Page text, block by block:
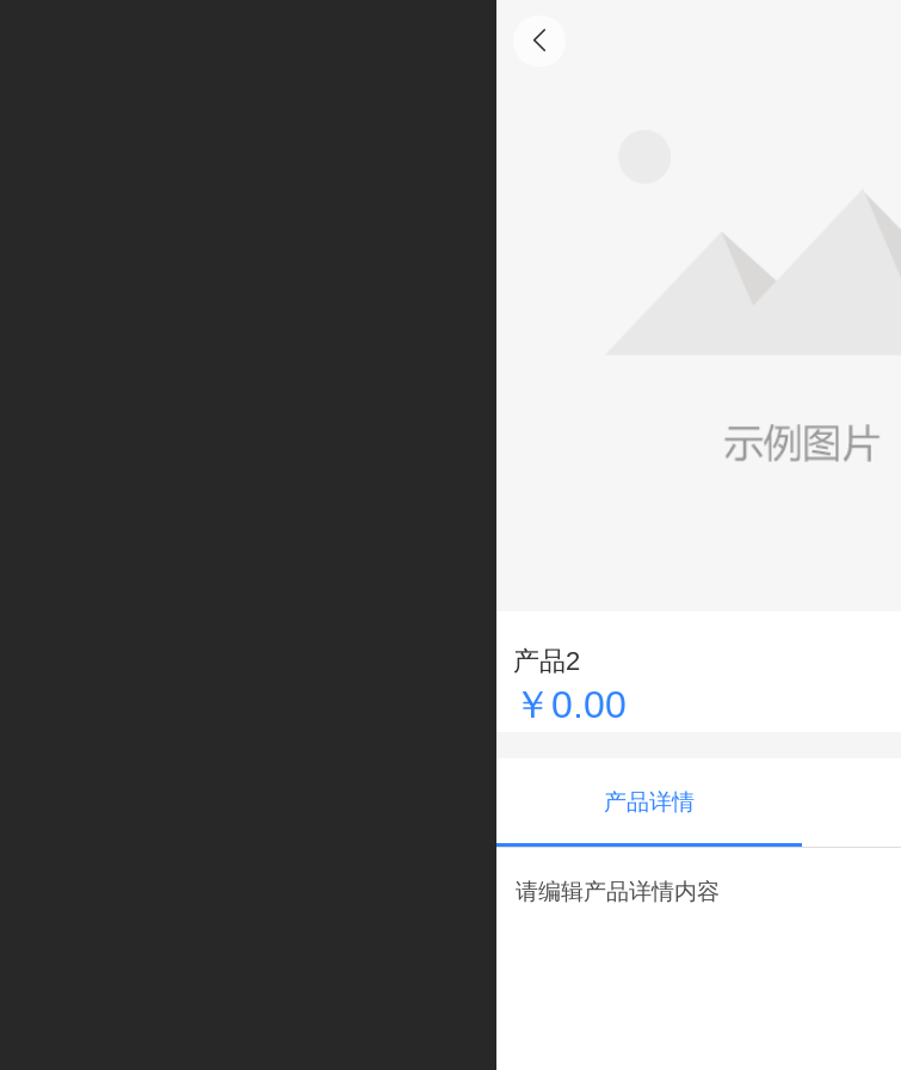
产品2
￥0.00
产品详情
请编辑产品详情内容